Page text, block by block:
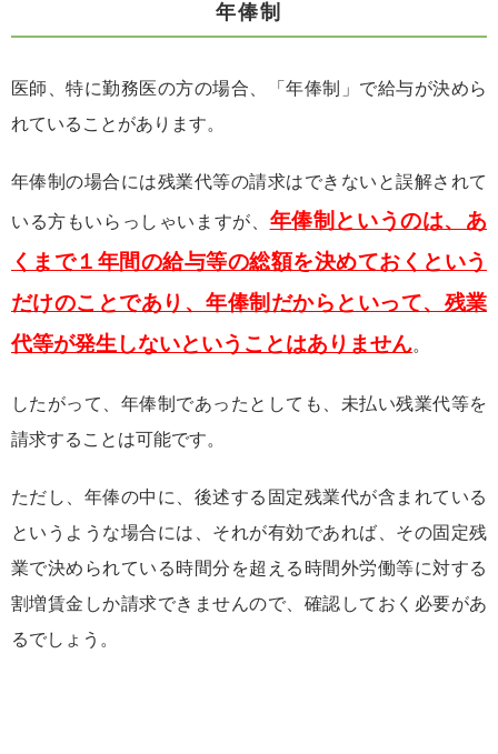
年俸制
医師、特に勤務医の方の場合、「年俸制」で給与が決めら
れていることがあります。
年俸制の場合には残業代等の請求はできないと誤解されて
いる方もいらっしゃいますが、 年俸制というのは、あ
くまで１年間の給与等の総額を決めておくという
だけのことであり、年俸制だからといって、残業
代等が発生しないということはありません。
したがって、年俸制であったとしても、未払い残業代等を
請求することは可能です。
ただし、年俸の中に、後述する固定残業代が含まれている
というような場合には、それが有効であれば、その固定残
業で決められている時間分を超える時間外労働等に対する
割増賃金しか請求できませんので、確認しておく必要があ
るでしょう。